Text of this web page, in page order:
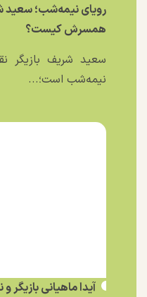
رویای نیمه‌شب؛ سعید
همسرش کیست؟
سعید شریف بازیگر
نیمه‌شب است؛...
آیدا ماهیانی بازیگر